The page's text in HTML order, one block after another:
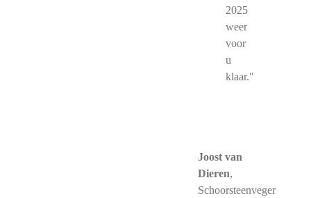
2025
weer
voor
u
klaar."
Joost van
Dieren,
Schoorsteenveger